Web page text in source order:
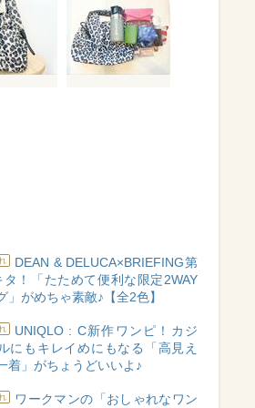
DEAN & DELUCA×BRIEFING第
タ！「たためて便利な限定2WAY
」がめちゃ素敵♪【全2色】
UNIQLO : C新作ワンピ！カジ
にもキレイめにもなる「高見え
着」がちょうどいいよ♪
ワークマンの「おしゃれなワン